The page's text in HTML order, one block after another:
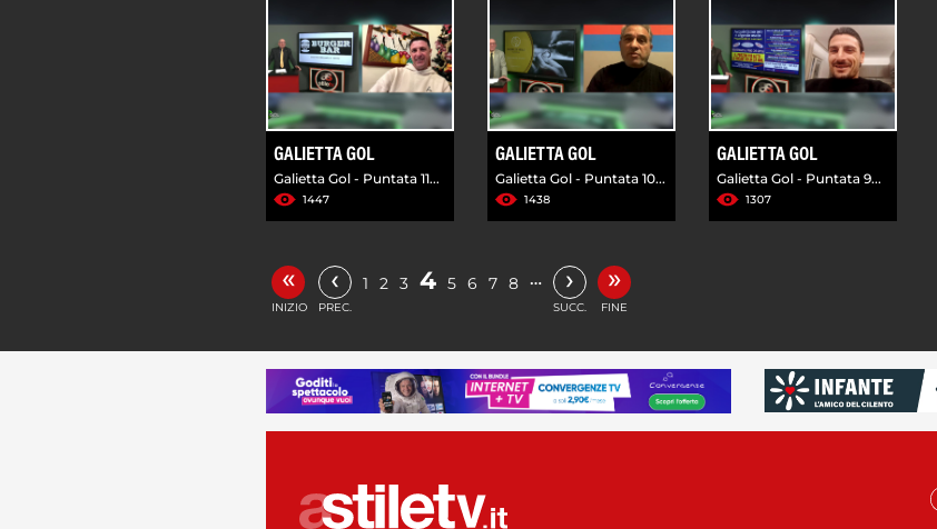
GALIETTA GOL
Galietta Gol - Puntata 11...
1447
GALIETTA GOL
Galietta Gol - Puntata 10...
1438
GALIETTA GOL
Galietta Gol - Puntata 9...
1307
«
INIZIO
‹
PREC.
1 2 3 4 5 6 7 8 … ›
SUCC.
»
FINE